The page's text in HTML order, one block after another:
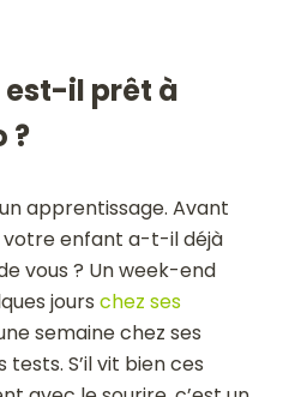
il prêt à
?
apprentissage. Avant
votre enfant a-t-il déjà
vous ? Un week-end
jourschez ses
semaine chez ses
S’il vit bien ces